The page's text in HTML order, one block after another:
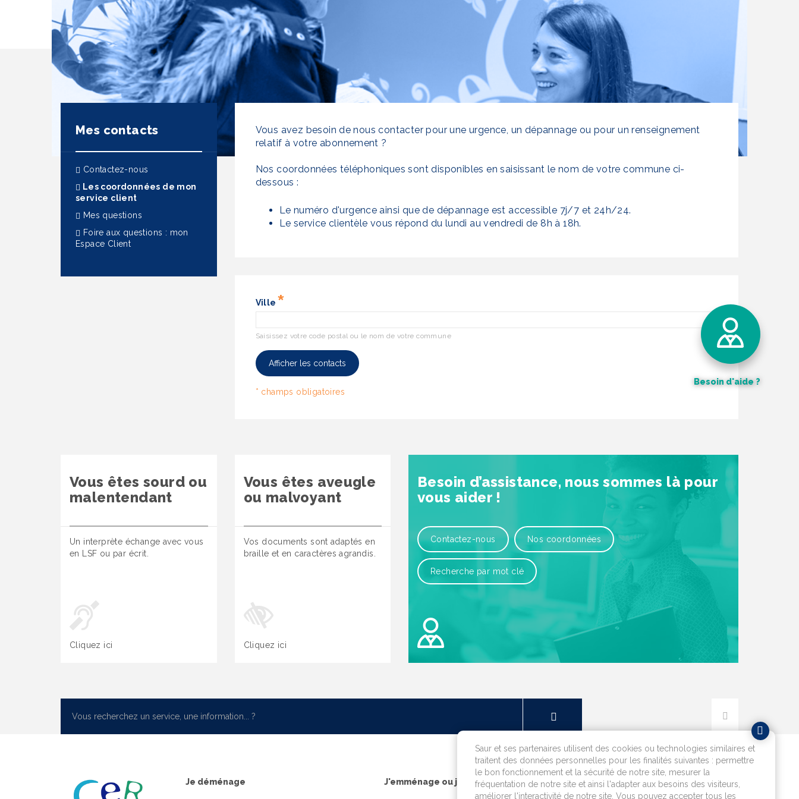
Mes contacts
Contactez-nous
Les coordonnées de mon
service client
Mes questions
Foire aux questions : mon
Espace Client
Vous avez besoin de nous contacter pour une urgence, un dépannage ou pour un renseignement
relatif à votre abonnement ?
Nos coordonnées téléphoniques sont disponibles en saisissant le nom de votre commune ci-
dessous :
Le numéro d'urgence ainsi que de dépannage est accessible 7j/7 et 24h/24.
Le service clientèle vous répond du lundi au vendredi de 8h à 18h.
Ville
Saisissez votre code postal ou le nom de votre commune
Afficher les contacts
Vous êtes sourd ou
malentendant
Un interprète échange avec vous
en LSF ou par écrit.
Cliquez ici
Vous êtes aveugle
ou malvoyant
Vos documents sont adaptés en
braille et en caractères agrandis.
Cliquez ici
Besoin d’assistance, nous sommes là pour
vous aider !
Contactez-nous Nos coordonnées
Recherche par mot clé
Je déménage
J'emménage ou je fais construire
Besoin d'aide ?
Saur et ses partenaires utilisent des cookies ou technologies similaires et
traitent des données personnelles pour les finalités suivantes : permettre
le bon fonctionnement et la sécurité de notre site, mesurer la
fréquentation de notre site et ainsi l'adapter aux besoins des visiteurs,
améliorer l'interactivité de notre site. Vous pouvez accepter tous les